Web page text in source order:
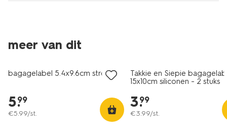
meer van dit
bagagelabel 5.4x9.6cm strepen
5.
99
€5.99/st.
Takkie en Siepie
15x10cm siliconen - 2 stuks
3.
99
€3.99/st.